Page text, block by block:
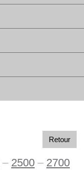
Retour
– 2500 – 2700